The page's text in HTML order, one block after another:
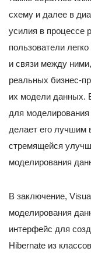
схему и далее в
усилия в процессе
пользователи
и связи между
реальных бизнес-
их модели данных.
для
делает его лучшим
стремящейся
моделирования
В заключение,
моделирования
интерфейс для
Hibernate из